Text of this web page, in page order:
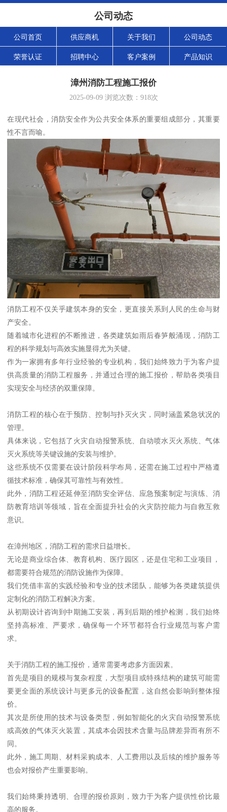
公司动态
公司首页 供应商机 关于我们 公司动态
荣誉认证 招聘中心 客户案例 产品知识
漳州消防工程施工报价
2025-09-09浏览次数： 918次
在现代社会，消防安全作为公共安全体系的重要组成部分，其重要
性不言而喻。
消防工程不仅关乎建筑本身的安全，更直接关系到人民的生命与财
产安全。
随着城市化进程的不断推进，各类建筑如雨后春笋般涌现，消防工
程的科学规划与高效实施显得尤为关键。
作为一家拥有多年行业经验的专业机构，我们始终致力于为客户提
供高质量的消防工程服务，并通过合理的施工报价，帮助各类项目
实现安全与经济的双重保障。
消防工程的核心在于预防、控制与扑灭火灾，同时涵盖紧急状况的
管理。
具体来说，它包括了火灾自动报警系统、自动喷水灭火系统、气体
灭火系统等关键设施的安装与维护。
这些系统不仅需要在设计阶段科学布局，还需在施工过程中严格遵
循技术标准，确保其可靠性与有效性。
此外，消防工程还延伸至消防安全评估、应急预案制定与演练、消
防教育培训等领域，旨在全面提升社会的火灾防控能力与自救互救
意识。
在漳州地区，消防工程的需求日益增长。
无论是商业综合体、教育机构、医疗园区，还是住宅和工业项目，
都需要符合规范的消防设施作为保障。
我们凭借丰富的实践经验和专业的技术团队，能够为各类建筑提供
定制化的消防工程解决方案。
从初期设计咨询到中期施工安装，再到后期的维护检测，我们始终
坚持高标准、严要求，确保每一个环节都符合行业规范与客户需
求。
关于消防工程的施工报价，通常需要考虑多方面因素。
首先是项目的规模与复杂程度，大型项目或特殊结构的建筑可能需
要更全面的系统设计与更多元的设备配置，这自然会影响到整体报
价。
其次是所使用的技术与设备类型，例如智能化的火灾自动报警系统
或高效的气体灭火装置，其成本会因技术含量与品牌差异而有所不
同。
此外，施工周期、材料采购成本、人工费用以及后续的维护服务等
也会对报价产生重要影响。
我们始终秉持透明、合理的报价原则，致力于为客户提供性价比最
高的服务。